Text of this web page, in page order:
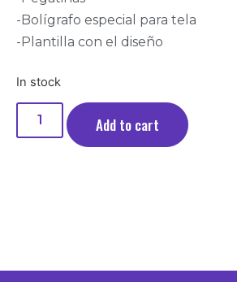
-Bolígrafo especial para tela
-Plantilla con el diseño
In stock
Add to cart